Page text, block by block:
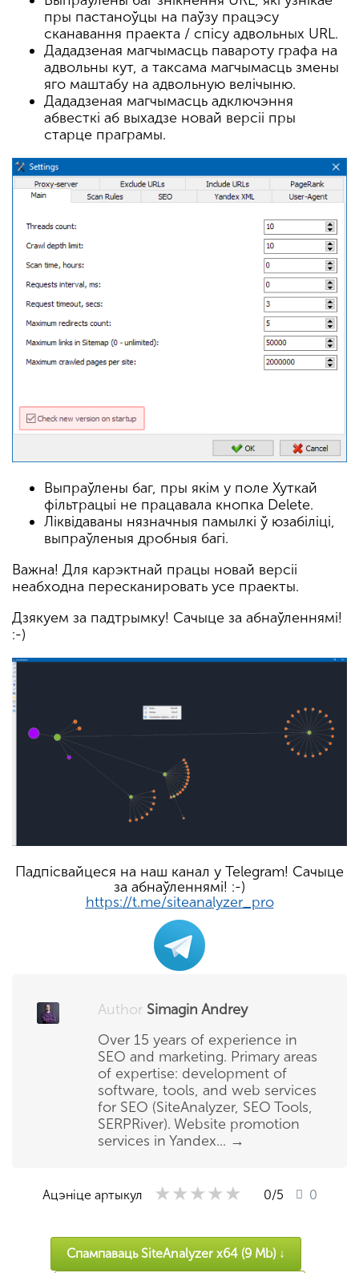
пры пастаноўцы на паўзу працэсу
сканавання праекта / спісу адвольных URL.
Дададзеная магчымасць павароту графа на
адвольны кут, а таксама магчымасць змены
яго маштабу на адвольную велічыню.
Дададзеная магчымасць адключэння
абвесткі аб выхадзе новай версіі пры
старце праграмы.
Выпраўлены баг, пры якім у поле Хуткай
фільтрацыі не працавала кнопка Delete.
Ліквідаваны нязначныя памылкі ў юзабіліці,
выпраўленыя дробныя багі.
Важна! Для карэктнай працы новай версіі
неабходна пересканировать усе праекты.
Дзякуем за падтрымку! Сачыце за абнаўленнямі!
:-)
Падпісвайцеся на наш канал у Telegram! Сачыце
за абнаўленнямі! :-)
https://t.me/siteanalyzer_pro
Author Simagin Andrey
Over 15 years of experience in
SEO and marketing. Primary areas
of expertise: development of
software, tools, and web services
for SEO (SiteAnalyzer, SEO Tools,
SERPRiver). Website promotion
services in Yandex... →
Ацэніце артыкул ★★★★★
★★★★★
★★★★★ 0/5 0
Спампаваць SiteAnalyzer x64 (9 Mb) ↓